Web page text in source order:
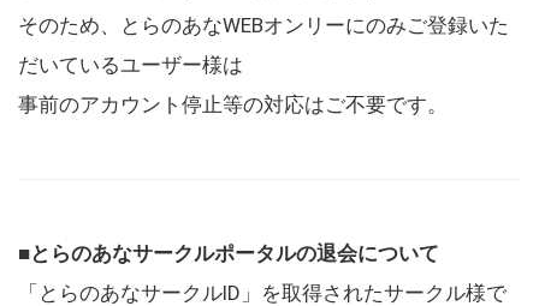
そのため、とらのあなWEBオンリーにのみご登録いた
だいているユーザー様は
事前のアカウント停止等の対応はご不要です。
■とらのあなサークルポータルの退会について
「とらのあなサークルID」を取得されたサークル様で